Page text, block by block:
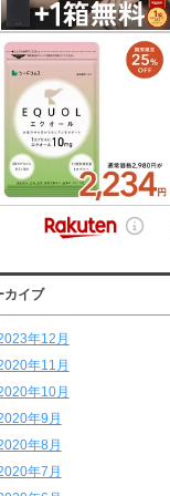
カイブ
年12月
年11月
年10月
年9月
年8月
年7月